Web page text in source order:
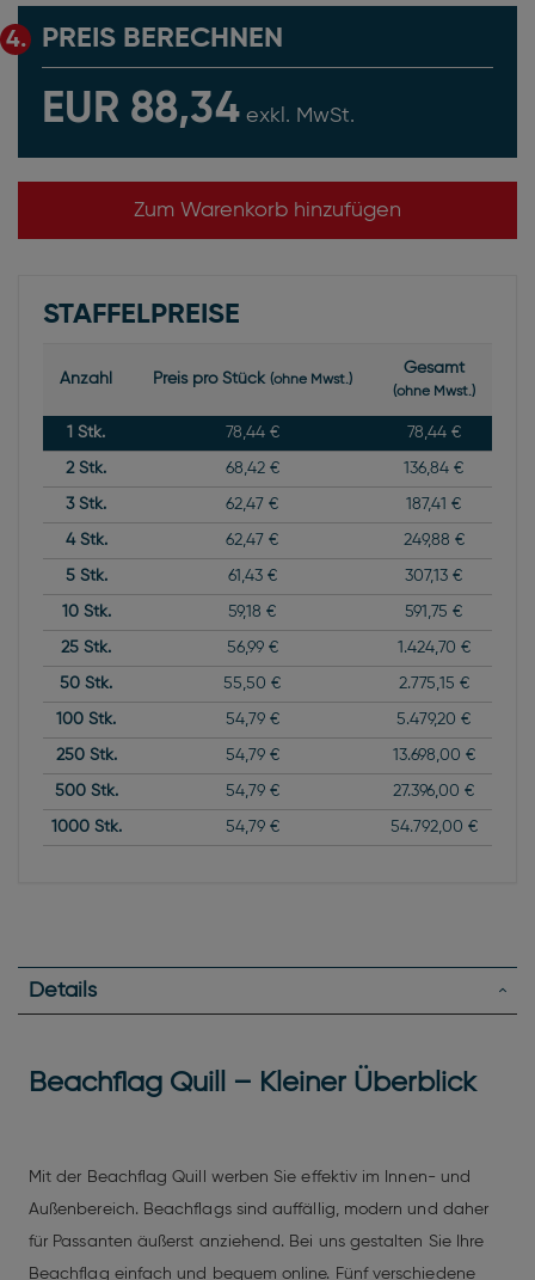
4. PREIS BERECHNEN
EUR 88,34 exkl. MwSt.
Zum Warenkorb hinzufügen
STAFFELPREISE
Anzahl Preis pro Stück (ohne Mwst.)
Gesamt
(ohne Mwst.)
1 Stk. 78,44 € 78,44 €
2 Stk. 68,42 € 136,84 €
3Stk. 62,47 € 187,41 €
4Stk. 62,47 € 249,88 €
5Stk. 61,43 € 307,13 €
10Stk. 59,18 € 591,75 €
25 Stk. 56,99 € 1.424,70 €
50 Stk. 55,50 € 2.775,15 €
100 Stk. 54,79 € 5.479,20 €
250Stk. 54,79 € 13.698,00 €
500Stk. 54,79 € 27.396,00 €
1000Stk. 54,79 € 54.792,00 €
Details
Beachflag Quill – Kleiner Überblick
Mit der Beachflag Quill werben Sie effektiv im Innen- und
Außenbereich. Beachflags sind auffällig, modern und daher
für Passanten äußerst anziehend. Bei uns gestalten Sie Ihre
Beachflag einfach und bequem online. Fünf verschiedene